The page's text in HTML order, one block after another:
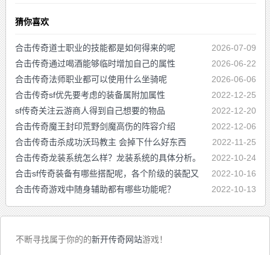
猜你喜欢
2026-07-09
合击传奇道士职业的技能都是如何得来的呢
2026-06-22
合击传奇通过喝酒能够临时增加自己的属性
2026-06-06
合击传奇法师职业都可以使用什么坐骑呢
2022-12-25
合击传奇sf优先要考虑的装备属附加属性
2022-12-20
sf传奇关注云游商人得到自己想要的物品
2022-12-06
合击传奇魔王封印荒野剑魔高伤的阵容介绍
2022-11-25
合击传奇击杀成功沃玛教主 会掉下什么好东西
2022-10-24
合击传奇龙装系统怎么样？龙装系统的具体分析。
2022-10-16
合击sf传奇装备有哪些搭配呢，各个阶级的装配又
是怎么搭配的呢
2022-10-13
合击传奇游戏中随身辅助都有哪些功能呢？
不断寻找属于你的的新开传奇网站游戏！